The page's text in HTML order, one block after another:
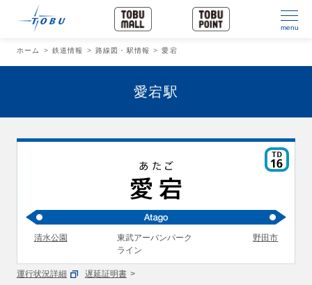
menu
ホーム 鉄道情報 路線図・駅情報 愛宕
愛宕駅
清水公園
東武アーバンパーク
ライン
野田市
運行状況詳細 遅延証明書